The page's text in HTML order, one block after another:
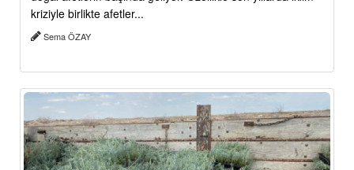
kriziyle birlikte afetler...
Sema ÖZAY